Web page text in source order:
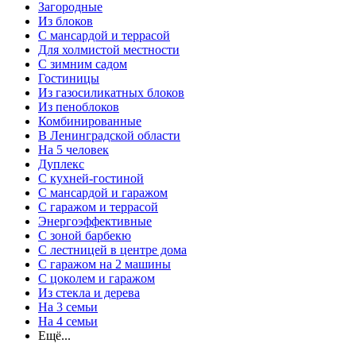
Загородные
Из блоков
С мансардой и террасой
Для холмистой местности
С зимним садом
Гостиницы
Из газосиликатных блоков
Из пеноблоков
Комбинированные
В Ленинградской области
На 5 человек
Дуплекс
С кухней-гостиной
С мансардой и гаражом
С гаражом и террасой
Энергоэффективные
С зоной барбекю
С лестницей в центре дома
С гаражом на 2 машины
С цоколем и гаражом
Из стекла и дерева
На 3 семьи
На 4 семьи
Ещё...